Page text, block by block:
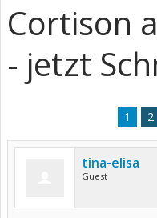
Cortison
- jetzt
1 2
tina-elisa
Guest